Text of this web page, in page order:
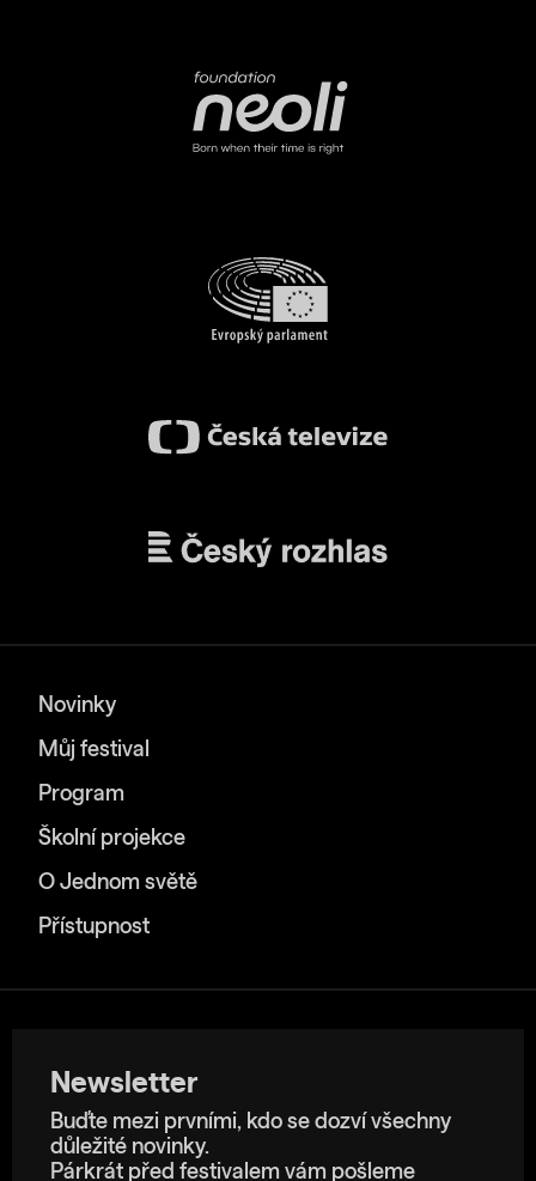
Novinky
Můj festival
Program
Školní projekce
O Jednom světě
Přístupnost
Newsletter
Buďte mezi prvními, kdo se dozví všechny
důležité novinky.
Párkrát před festivalem vám pošleme